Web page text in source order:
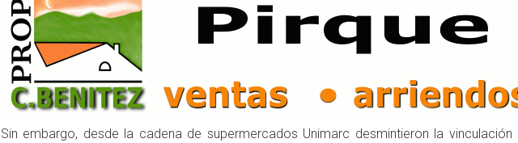
Sin embargo, desde la cadena de supermercados Unimarc desmintieron la vinculación